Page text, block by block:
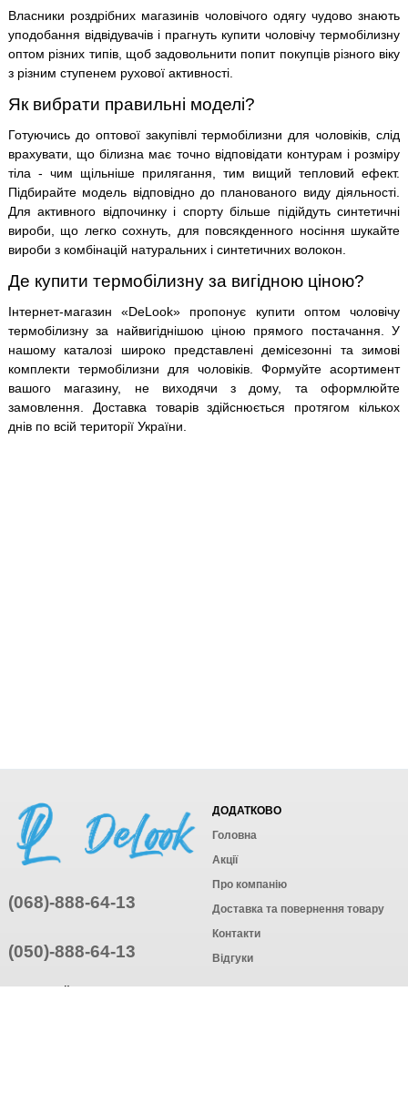
Власники роздрібних магазинів чоловічого одягу чудово знають
уподобання відвідувачів і прагнуть купити чоловічу термобілизну
оптом різних типів, щоб задовольнити попит покупців різного віку
з різним ступенем рухової активності.
Як вибрати правильні моделі?
Готуючись до оптової закупівлі термобілизни для чоловіків, слід
врахувати, що білизна має точно відповідати контурам і розміру
тіла - чим щільніше прилягання, тим вищий тепловий ефект.
Підбирайте модель відповідно до планованого виду діяльності.
Для активного відпочинку і спорту більше підійдуть синтетичні
вироби, що легко сохнуть, для повсякденного носіння шукайте
вироби з комбінацій натуральних і синтетичних волокон.
Де купити термобілизну за вигідною ціною?
Інтернет-магазин «DeLook» пропонує купити оптом чоловічу
термобілизну за найвигіднішою ціною прямого постачання. У
нашому каталозі широко представлені демісезонні та зимові
комплекти термобілизни для чоловіків. Формуйте асортимент
вашого магазину, не виходячи з дому, та оформлюйте
замовлення. Доставка товарів здійснюється протягом кількох
днів по всій території України.
(068)-888-64-13
(050)-888-64-13
ДОДАТКОВО
Головна
Акції
Про компанію
Доставка та повернення товару
Контакти
Відгуки